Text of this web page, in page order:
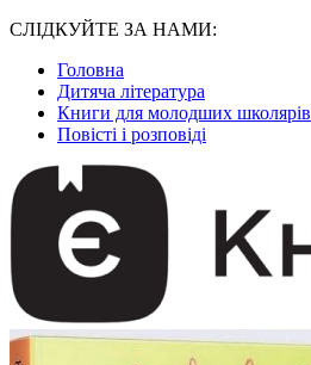
СЛІДКУЙТЕ ЗА НАМИ:
Головна
Дитяча література
Книги для молодших школярів
Повісті і розповіді